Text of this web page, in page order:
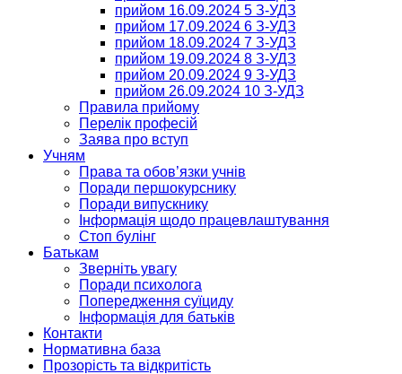
прийом 16.09.2024 5 З-УДЗ
прийом 17.09.2024 6 З-УДЗ
прийом 18.09.2024 7 З-УДЗ
прийом 19.09.2024 8 З-УДЗ
прийом 20.09.2024 9 З-УДЗ
прийом 26.09.2024 10 З-УДЗ
Правила прийому
Перелік професій
Заява про вступ
Учням
Права та обов’язки учнів
Поради першокурснику
Поради випускнику
Інформація щодо працевлаштування
Стоп булінг
Батькам
Зверніть увагу
Поради психолога
Попередження суїциду
Інформація для батьків
Контакти
Нормативна база
Прозорість та відкритість